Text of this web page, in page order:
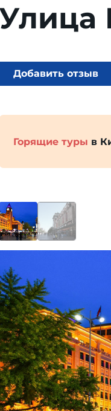
Добавить отзыв
Горящие туры в